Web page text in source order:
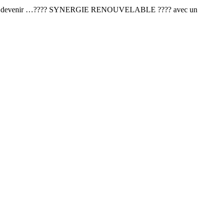
devenir …???? SYNERGIE RENOUVELABLE ???? avec un